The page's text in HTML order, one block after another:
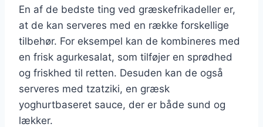
En af de bedste ting ved græskefrikadeller er,
at de kan serveres med en række forskellige
tilbehør. For eksempel kan de kombineres med
en frisk agurkesalat, som tilføjer en sprødhed
og friskhed til retten. Desuden kan de også
serveres med tzatziki, en græsk
yoghurtbaseret sauce, der er både sund og
lækker.